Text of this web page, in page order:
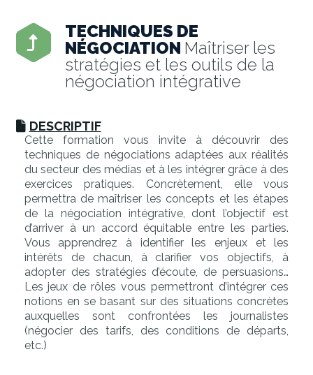
TECHNIQUES DE
NÉGOCIATION Maîtriser les
stratégies et les outils de la
négociation intégrative
DESCRIPTIF
Cette formation vous invite à découvrir des
techniques de négociations adaptées aux réalités
du secteur des médias et à les intégrer grâce à des
exercices pratiques. Concrètement, elle vous
permettra de maîtriser les concepts et les étapes
de la négociation intégrative, dont l’objectif est
d’arriver à un accord équitable entre les parties.
Vous apprendrez à identifier les enjeux et les
intérêts de chacun, à clarifier vos objectifs, à
adopter des stratégies d’écoute, de persuasions…
Les jeux de rôles vous permettront d’intégrer ces
notions en se basant sur des situations concrètes
auxquelles sont confrontées les journalistes
(négocier des tarifs, des conditions de départs,
etc.)